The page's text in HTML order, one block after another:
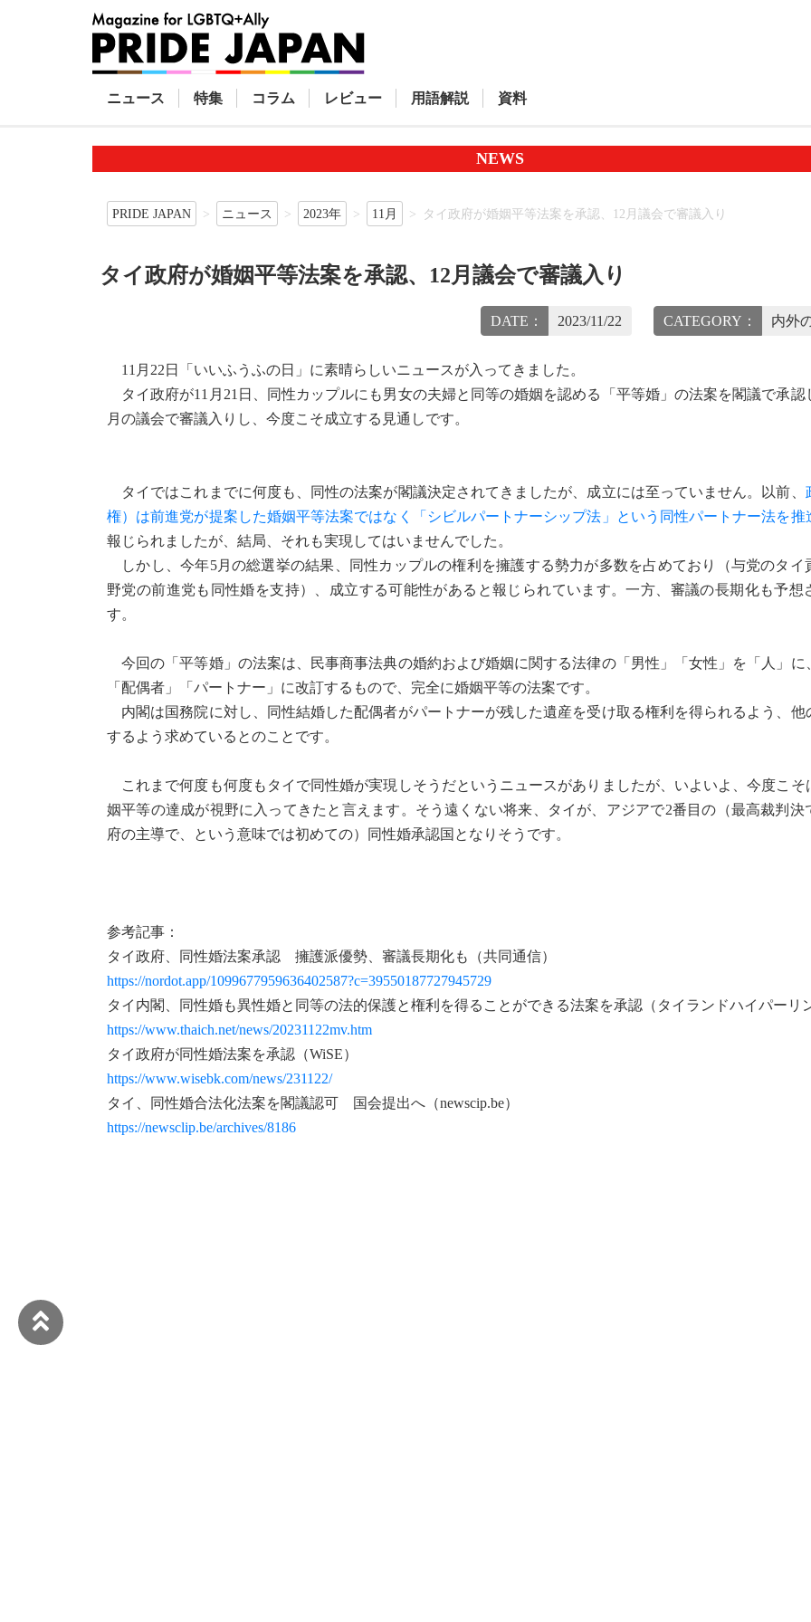
ニュース 特集 コラム レビュー 用語解説 資料
NEWS
PRIDE JAPAN ニュース 2023年 11月 タイ政府が婚姻平等法案を承認、12月議会で審議入り
タイ政府が婚姻平等法案を承認、12月議会で審議入り
DATE： 2023/11/22 CATEGORY： 内外
11月22日「いいふうふの日」に素晴らしいニュースが入ってきました。
タイ政府が11月21日、同性カップルにも男女の夫婦と同等の婚姻を認める「平等婚」の法案を閣議で承認
月の議会で審議入りし、今度こそ成立する見通しです。
タイではこれまでに何度も、同性の法案が閣議決定されてきましたが、成立には至っていません。以前、
権）は前進党が提案した婚姻平等法案ではなく「シビルパートナーシップ法」という同性パートナー法を推
報じられましたが、結局、それも実現してはいませんでした。
しかし、今年5月の総選挙の結果、同性カップルの権利を擁護する勢力が多数を占めており（与党のタイ
野党の前進党も同性婚を支持）、成立する可能性があると報じられています。一方、審議の長期化も予想
す。
今回の「平等婚」の法案は、民事商事法典の婚約および婚姻に関する法律の「男性」「女性」を「人」に
「配偶者」「パートナー」に改訂するもので、完全に婚姻平等の法案です。
内閣は国務院に対し、同性結婚した配偶者がパートナーが残した遺産を受け取る権利を得られるよう、他
するよう求めているとのことです。
これまで何度も何度もタイで同性婚が実現しそうだというニュースがありましたが、いよいよ、今度こそ
姻平等の達成が視野に入ってきたと言えます。そう遠くない将来、タイが、アジアで2番目の（最高裁判決
府の主導で、という意味では初めての）同性婚承認国となりそうです。
参考記事：
タイ政府、同性婚法案承認 擁護派優勢、審議長期化も（共同通信）
https://nordot.app/1099677959636402587?c=39550187727945729
タイ内閣、同性婚も異性婚と同等の法的保護と権利を得ることができる法案を承認（タイランドハイパーリ
https://www.thaich.net/news/20231122mv.htm
タイ政府が同性婚法案を承認（WiSE）
https://www.wisebk.com/news/231122/
タイ、同性婚合法化法案を閣議認可 国会提出へ（newscip.be）
https://newsclip.be/archives/8186